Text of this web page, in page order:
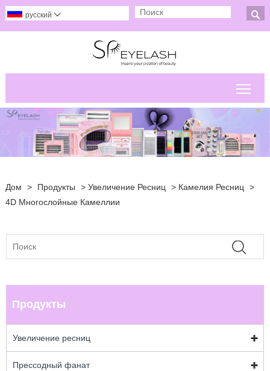

русский 
Дом > Продукты > Увеличение Ресниц > Камелия Ресниц >
4D Многослойные Камеллии
Продукты
Увеличение ресниц
Прессодный фанат